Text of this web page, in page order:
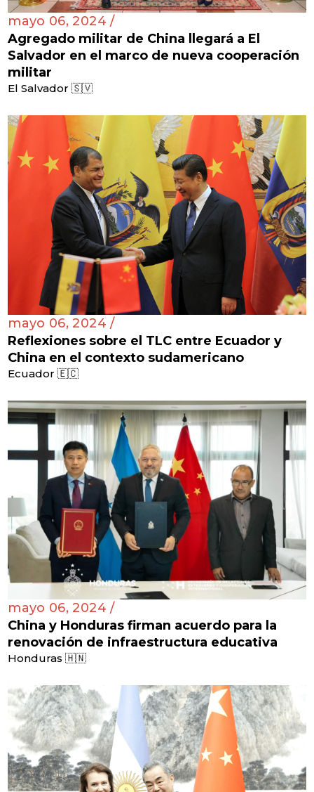
mayo 06, 2024 /
Agregado militar de China llegará a El
Salvador en el marco de nueva cooperación
militar
El Salvador 🇸🇻
mayo 06, 2024 /
Reflexiones sobre el TLC entre Ecuador y
China en el contexto sudamericano
Ecuador 🇪🇨
mayo 06, 2024 /
China y Honduras firman acuerdo para la
renovación de infraestructura educativa
Honduras 🇭🇳